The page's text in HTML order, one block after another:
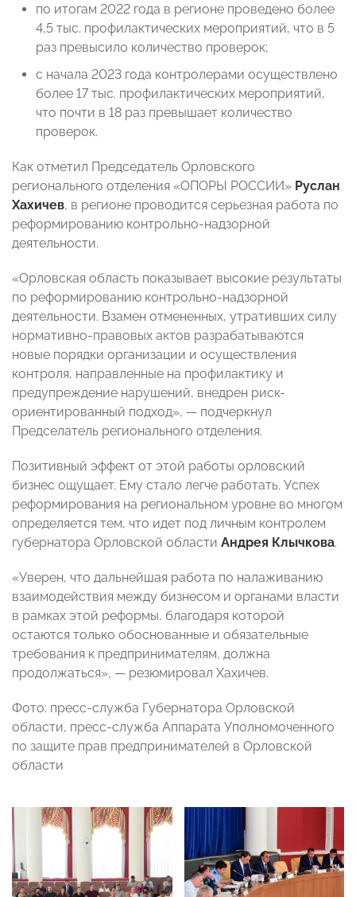
по итогам 2022 года в регионе проведено более
4,5 тыс. профилактических мероприятий, что в 5
раз превысило количество проверок;
с начала 2023 года контролерами осуществлено
более 17 тыс. профилактических мероприятий,
что почти в 18 раз превышает количество
проверок.
Как отметил Председатель Орловского
регионального отделения «ОПОРЫ РОССИИ» Руслан
Хахичев, в регионе проводится серьезная работа по
реформированию контрольно-надзорной
деятельности.
«Орловская область показывает высокие результаты
по реформированию контрольно-надзорной
деятельности. Взамен отмененных, утративших силу
нормативно-правовых актов разрабатываются
новые порядки организации и осуществления
контроля, направленные на профилактику и
предупреждение нарушений, внедрен риск-
ориентированный подход», — подчеркнул
Предселатель регионального отделения.
Позитивный эффект от этой работы орловский
бизнес ощущает. Ему стало легче работать. Успех
реформирования на региональном уровне во многом
определяется тем, что идет под личным контролем
губернатора Орловской области Андрея Клычкова.
«Уверен, что дальнейшая работа по налаживанию
взаимодействия между бизнесом и органами власти
в рамках этой реформы, благодаря которой
остаются только обоснованные и обязательные
требования к предпринимателям, должна
продолжаться», — резюмировал Хахичев.
Фото: пресс-служба Губернатора Орловской
области, пресс-служба Аппарата Уполномоченного
по защите прав предпринимателей в Орловской
области